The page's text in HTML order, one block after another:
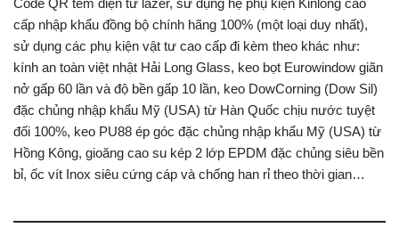
Code QR tem điện tử lazer, sử dụng hệ phụ kiện Kinlong cao
cấp nhập khẩu đồng bộ chính hãng 100% (một loại duy nhất),
sử dụng các phụ kiện vật tư cao cấp đi kèm theo khác như:
kính an toàn việt nhật Hải Long Glass, keo bọt Eurowindow giãn
nở gấp 60 lần và độ bền gấp 10 lần, keo DowCorning (Dow Sil)
đặc chủng nhập khẩu Mỹ (USA) từ Hàn Quốc chịu nước tuyệt
đối 100%, keo PU88 ép góc đặc chủng nhập khẩu Mỹ (USA) từ
Hồng Kông, gioăng cao su kép 2 lớp EPDM đặc chủng siêu bền
bỉ, ốc vít Inox siêu cứng cáp và chống han rỉ theo thời gian…